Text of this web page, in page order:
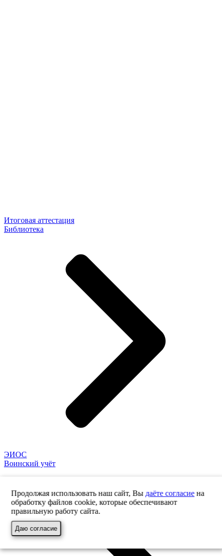
Итоговая аттестация
Библиотека
ЭИОС
Воинский учёт
Продолжая использовать наш сайт, Вы даёте согласиена
обработку файлов cookie, которые обеспечивают
правильную работу сайта.
Даю согласие